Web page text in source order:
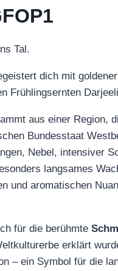
dich mit
Frühlingsernten
aus einer Region,
Bundesstaat
Nebel, intensiver
langsames
und aromatischen
für die berühmte
erklärt
– ein Symbol für die